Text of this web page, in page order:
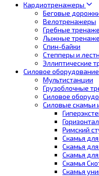
Кардиотренажеры
Беговые
Велотренажеры
Гребные
Лыжные
Спин-байки
Степперы и
Эллиптические
Силовое оборудование
Мультистанции
Грузоблочные
Силовое
Силовые скамьи
Римский
Скамья
Скамья
Скамья
Скамья
Скамья